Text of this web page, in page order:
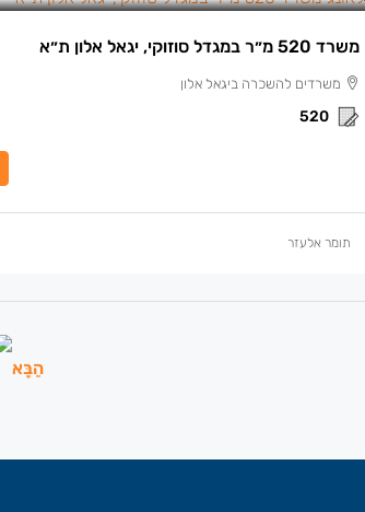
משרד 520 מ״ר במגדל סוזוקי, יגאל אלון ת״א
משרדים להשכרה ביגאל אלון
520
תומר אלעזר
הַבָּא